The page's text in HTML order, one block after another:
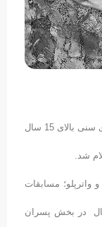
آیین نامه مسابقات شنای انتخابی تیم ملی رده های سنی بالای 15 سال
مسابقات
سنی بالای ۱۵ سال در بخش پسران